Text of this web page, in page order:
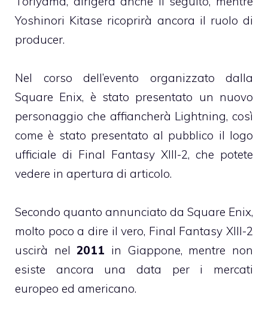
Yoshinori Kitase ricoprirà ancora il ruolo di
producer.
Nel corso dell’evento organizzato dalla
Square Enix, è stato presentato un nuovo
personaggio che affiancherà Lightning, così
come è stato presentato al pubblico il logo
ufficiale di Final Fantasy XIII-2, che potete
vedere in apertura di articolo.
Secondo quanto annunciato da Square Enix,
molto poco a dire il vero, Final Fantasy XIII-2
uscirà nel2011 in Giappone, mentre non
esiste ancora una data per i mercati
europeo ed americano.